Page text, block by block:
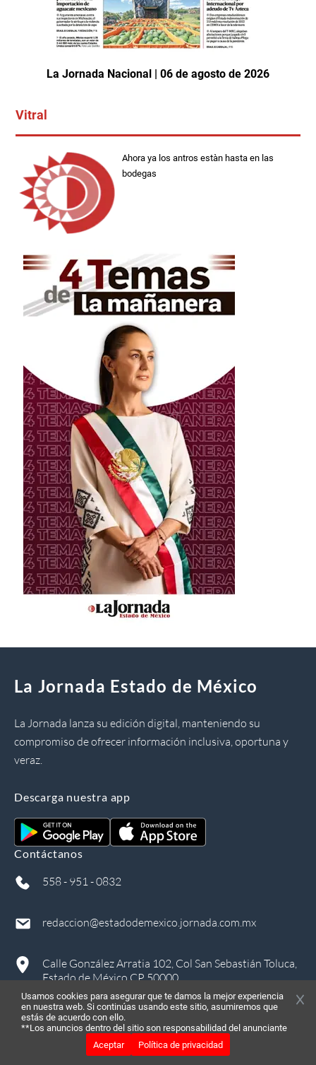
in
La Jornada Nacional | 06 de agosto de 2026
Vitral
Ahora ya los antros estàn hasta en las
bodegas
La Jornada Estado de México
La Jornada lanza su edición digital, manteniendo su
compromiso de ofrecer información inclusiva, oportuna y
veraz.
Descarga nuestra app
Contáctanos
558 - 951 - 0832
redaccion@estadodemexico.jornada.com.mx
Calle González Arratia 102, Col San Sebastián Toluca,
Estado de México CP 50000
2026, Todos los derechos reservados
Usamos cookies para asegurar que te damos la mejor experiencia
en nuestra web. Si continúas usando este sitio, asumiremos que
estás de acuerdo con ello.
**Los anuncios dentro del sitio son responsabilidad del anunciante
Aceptar
Política de privacidad